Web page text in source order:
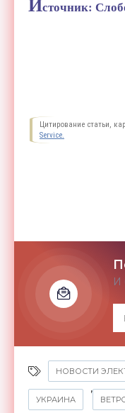
Источник:
Цитирование статьи,
Service.
И
НОВОСТИ
УКРАИНА
,